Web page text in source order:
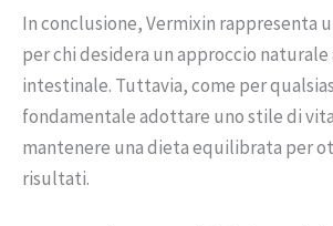
In conclusione, Vermixin rappresenta
per chi desidera un approccio
intestinale. Tuttavia, come per
fondamentale adottare uno stile di
mantenere una dieta equilibrata per
risultati.